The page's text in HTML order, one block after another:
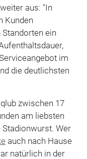
aus: "In
Kunden
ein
im
die deutlichsten
zwischen 17
am liebsten
Stadionwurst. Wer
auch nach Hause
natürlich in der